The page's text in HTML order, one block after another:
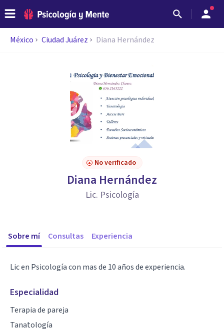
México Ciudad Juárez Diana Hernández
No verificado
Diana Hernández
Lic. Psicología
Sobre mí Consultas Experiencia
Lic en Psicología con mas de 10 años de experiencia.
Especialidad
Terapia de pareja
Tanatología